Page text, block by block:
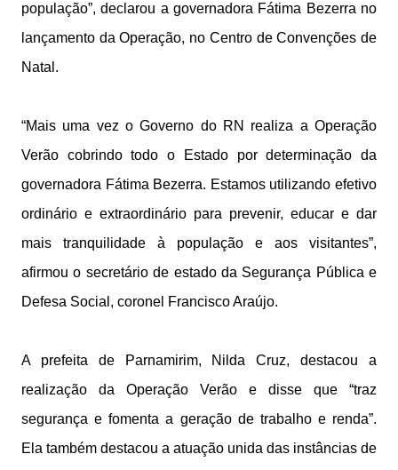
população”, declarou a governadora Fátima Bezerra no
lançamento da Operação, no Centro de Convenções de
Natal.
“Mais uma vez o Governo do RN realiza a Operação
Verão cobrindo todo o Estado por determinação da
governadora Fátima Bezerra. Estamos utilizando efetivo
ordinário e extraordinário para prevenir, educar e dar
mais tranquilidade à população e aos visitantes”,
afirmou o secretário de estado da Segurança Pública e
Defesa Social, coronel Francisco Araújo.
A prefeita de Parnamirim, Nilda Cruz, destacou a
realização da Operação Verão e disse que “traz
segurança e fomenta a geração de trabalho e renda”.
Ela também destacou a atuação unida das instâncias de